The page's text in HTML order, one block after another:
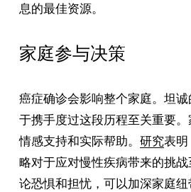
息的最佳资源。
家庭参与决策
癌症确诊会影响整个家庭。坦
于携手度过这段历程至关重要
情感支持和实际帮助。 研究表明
略对于应对慢性疾病带来的挑
论恐惧和担忧，可以加深家庭